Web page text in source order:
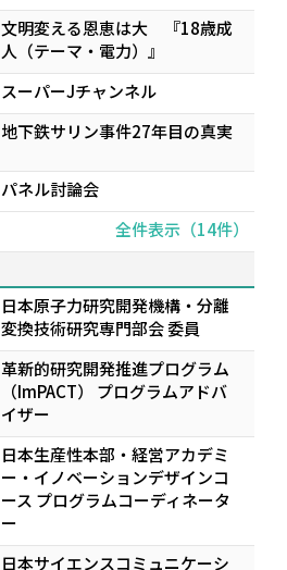
文明変える恩恵は大 『18歳成
人（テーマ・電力）』
スーパーJチャンネル
地下鉄サリン事件27年目の真実
パネル討論会
全件表示（14件）
日本原子力研究開発機構・分離
変換技術研究専門部会 委員
革新的研究開発推進プログラム
（ImPACT） プログラムアドバ
イザー
日本生産性本部・経営アカデミ
ー・イノベーションデザインコ
ース プログラムコーディネータ
ー
日本サイエンスコミュニケーシ